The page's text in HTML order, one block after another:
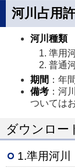
河川占用
河川種類
準用河
普通河
期間 ：年
備考 ：河
ついては
ダウンロー
1.準用河川